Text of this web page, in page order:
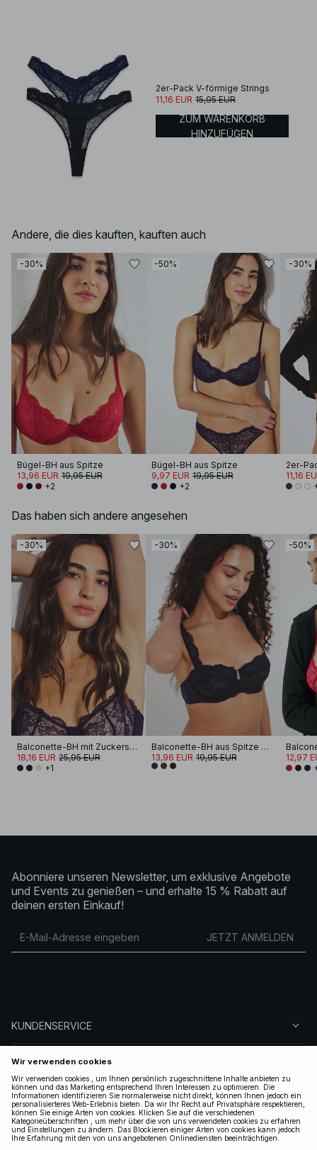
2er-Pack V-förmige Strings
11,16 EUR 15,95 EUR
ZUM WARENKORB
HINZUFÜGEN
Andere, die dies kauften, kauften auch
-30%
Bügel-BH aus Spitze
13,96 EUR 19,95 EUR
+2
-50%
Bügel-BH aus Spitze
9,97 EUR 19,95 EUR
+2
-30%
2er-
11,16
Das haben sich andere angesehen
-30%
Balconette-BH mit Zuckerschleife
18,16 EUR 25,95 EUR
+1
-30%
Balconette-BH aus Spitze mit breiten Trägern
13,96 EUR 19,95 EUR
-50%
12,97
Abonniere unseren Newsletter, um exklusive Angebote
und Events zu genießen – und erhalte 15 % Rabatt auf
deinen ersten Einkauf!
JETZT ANMELDEN
KUNDENSERVICE
ÜBER NA-KD
FOLGEN SIE UNS
LEGAL